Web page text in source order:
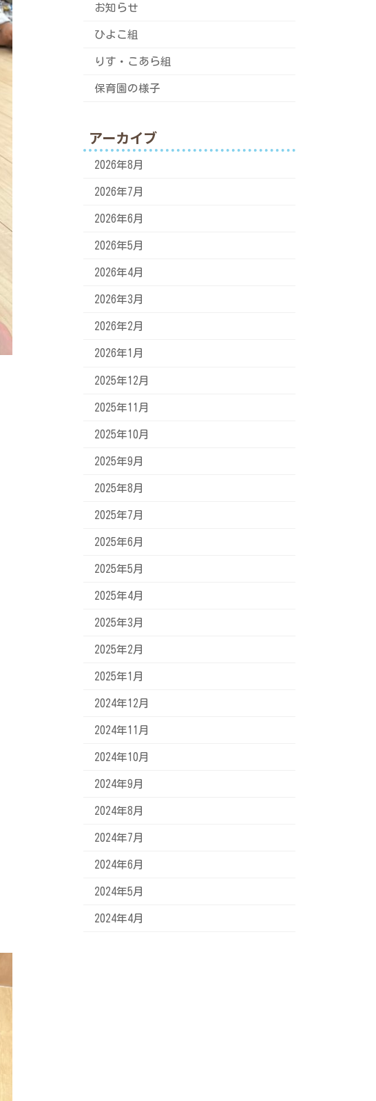
お知らせ
ひよこ組
りす・こあら組
保育園の様子
アーカイブ
2026年8月
2026年7月
2026年6月
2026年5月
2026年4月
2026年3月
2026年2月
2026年1月
2025年12月
2025年11月
2025年10月
2025年9月
2025年8月
2025年7月
2025年6月
2025年5月
2025年4月
2025年3月
2025年2月
2025年1月
2024年12月
2024年11月
2024年10月
2024年9月
2024年8月
2024年7月
2024年6月
2024年5月
2024年4月